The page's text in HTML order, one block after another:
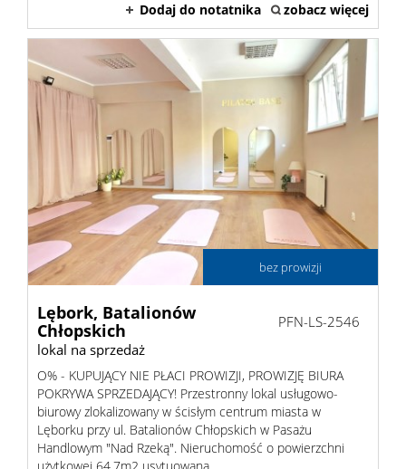
Dodaj do notatnika zobacz więcej
bez prowizji
Lębork, Batalionów
Chłopskich
lokal na sprzedaż
PFN-LS-2546
O% - KUPUJĄCY NIE PŁACI PROWIZJI, PROWIZJĘ BIURA
POKRYWA SPRZEDAJĄCY! Przestronny lokal usługowo-
biurowy zlokalizowany w ścisłym centrum miasta w
Lęborku przy ul. Batalionów Chłopskich w Pasażu
Handlowym "Nad Rzeką". Nieruchomość o powierzchni